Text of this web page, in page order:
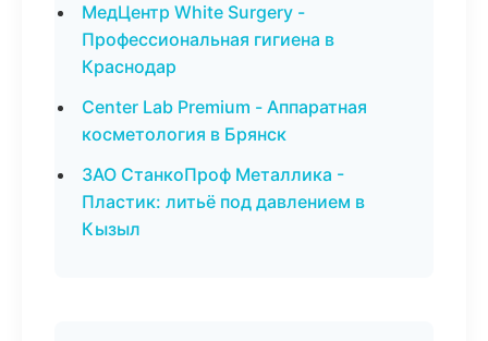
МедЦентр White Surgery -
Профессиональная гигиена в
Краснодар
Center Lab Premium - Аппаратная
косметология в Брянск
ЗАО СтанкоПроф Металлика -
Пластик: литьё под давлением в
Кызыл